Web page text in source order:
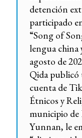
detención
participado
“Song of
lengua china
agosto de
Qida
cuenta de
Étnicos y
municipio
Yunnan, le